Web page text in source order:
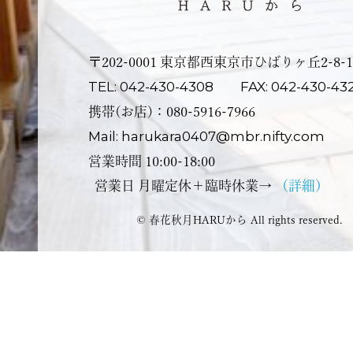
〒202-0001 東京都⻄東京市ひばりヶ丘2-8-
TEL: 042-430-4308 FAX: 042-430-
携帯(お店)：080-5916-7966
Mail: harukara0407@mbr.nifty.com
営業時間 10:00-18:00
営業⽇ ⽉曜定休＋臨時休業→
（詳細）
© 春花秋月HARUから All rights reserved.